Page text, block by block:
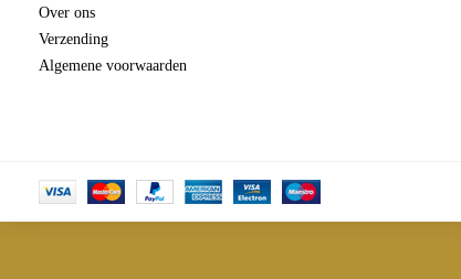
Over ons
Verzending
Algemene voorwaarden